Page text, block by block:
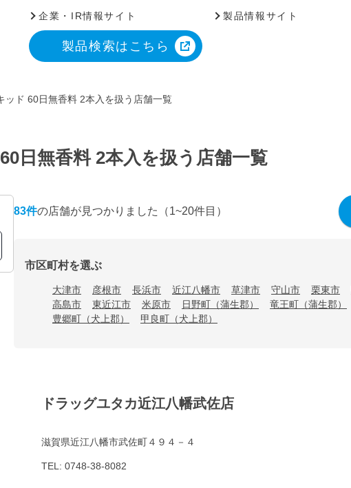
企業・IR情報サイト 製品情報サイト
製品検索はこちら
ッド 60日無香料 2本入を扱う店舗一覧
日無香料 2本入を扱う店舗一覧
83件の店舗が見つかりました （1~20件目）
市区町村を選ぶ
大津市 彦根市 長浜市 近江八幡市 草津市 守山市 栗東市
高島市
東近江市 米原市 日野町（蒲生郡） 竜王町（蒲生郡）
豊郷町（犬上郡）
甲良町（犬上郡）
ドラッグユタカ近江八幡武佐店
滋賀県近江八幡市武佐町４９４－４
TEL: 0748-38-8082